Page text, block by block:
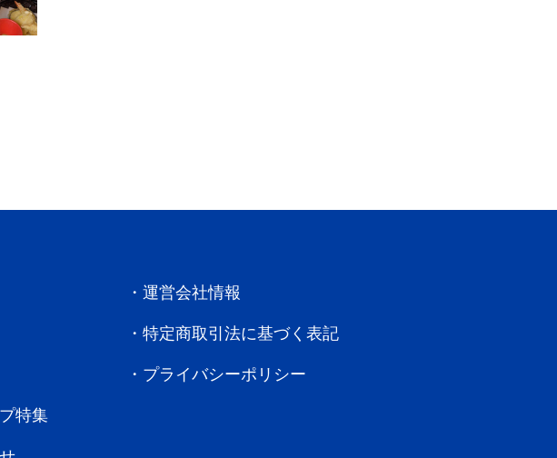
GALLERY SORA
特集
運営会社情報
特定商取引法に基づく表記
プライバシーポリシー